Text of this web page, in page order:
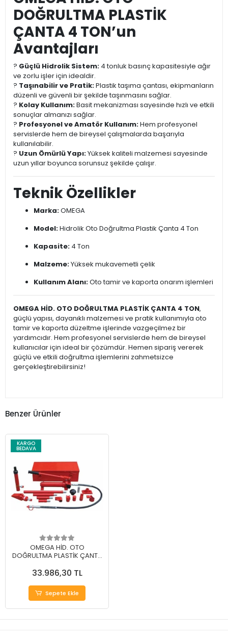
DOĞRULTMA PLASTİK
ÇANTA 4 TON’un
Avantajları
? Güçlü Hidrolik Sistem: 4 tonluk basınç kapasitesiyle ağır
ve zorlu işler için idealdir.
? Taşınabilir ve Pratik:Plastik taşıma çantası, ekipmanların
düzenli ve güvenli bir şekilde taşınmasını sağlar.
? Kolay Kullanım:Basit mekanizması sayesinde hızlı ve etkili
sonuçlar almanızı sağlar.
? Profesyonel ve Amatör Kullanım:Hem profesyonel
servislerde hem de bireysel çalışmalarda başarıyla
kullanılabilir.
? Uzun Ömürlü Yapı:Yüksek kaliteli malzemesi sayesinde
uzun yıllar boyunca sorunsuz şekilde çalışır.
Teknik Özellikler
Marka:OMEGA
Model:Hidrolik Oto Doğrultma Plastik Çanta 4 Ton
Kapasite: 4 Ton
Malzeme:Yüksek mukavemetli çelik
Kullanım Alanı:Oto tamir ve kaporta onarım işlemleri
OMEGA HİD. OTO DOĞRULTMA PLASTİK ÇANTA 4 TON,
güçlü yapısı, dayanıklı malzemesi ve pratik kullanımıyla oto
tamir ve kaporta düzeltme işlerinde vazgeçilmez bir
yardımcıdır. Hem profesyonel servislerde hem de bireysel
kullanıcılar için ideal bir çözümdür. Hemen sipariş vererek
güçlü ve etkili doğrultma işlemlerini zahmetsizce
gerçekleştirebilirsiniz!
Benzer Ürünler
KARGO
BEDAVA
OMEGA HİD. OTO
DOĞRULTMA PLASTİK ÇANTA
33.986,30 TL
Sepete Ekle